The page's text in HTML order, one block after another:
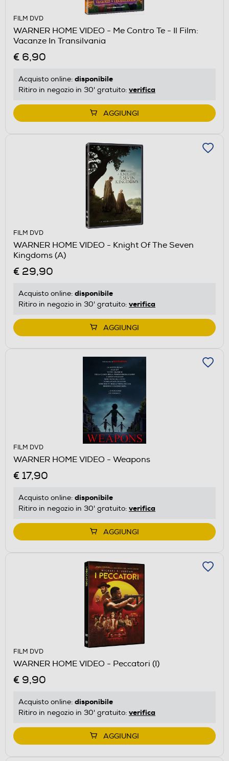
FILM DVD
WARNER HOME VIDEO - Me Contro Te - Il Film:
Vacanze In Transilvania
€ 6,90
Acquisto online: disponibile
Ritiro in negozio in 30' gratuito: verifica
AGGIUNGI
FILM DVD
WARNER HOME VIDEO - Knight Of The Seven
Kingdoms (A)
€ 29,90
Acquisto online: disponibile
Ritiro in negozio in 30' gratuito: verifica
AGGIUNGI
FILM DVD
WARNER HOME VIDEO - Weapons
€ 17,90
Acquisto online: disponibile
Ritiro in negozio in 30' gratuito: verifica
AGGIUNGI
FILM DVD
WARNER HOME VIDEO - Peccatori (I)
€ 9,90
Acquisto online: disponibile
Ritiro in negozio in 30' gratuito: verifica
AGGIUNGI